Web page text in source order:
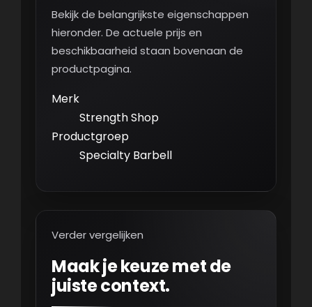
Bekijk de belangrijkste eigenschappen
hieronder. De actuele prijs en
beschikbaarheid staan bovenaan de
productpagina.
Merk
Strength Shop
Productgroep
Specialty Barbell
Verder vergelijken
Maak je keuze met de
juiste context.